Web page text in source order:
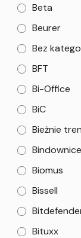
Beta
Beurer
Bez
BFT
Bi-Office
BiC
Bieżnie
Bindownice
Biomus
Bissell
Bituxx